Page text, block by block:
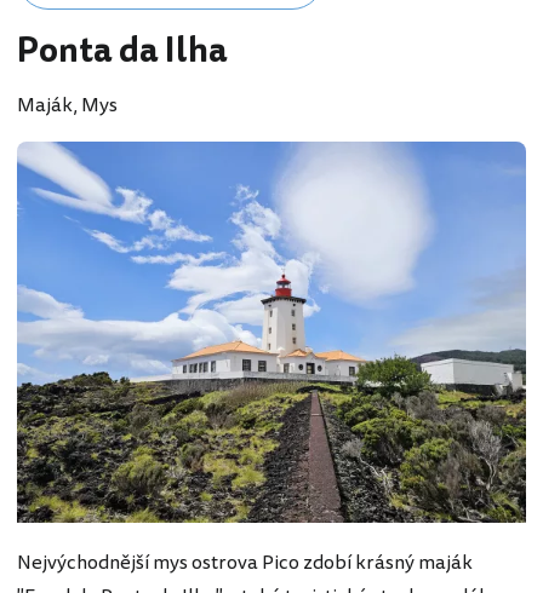
Ponta da Ilha
Maják, Mys
Nejvýchodnější mys ostrova Pico zdobí krásný maják